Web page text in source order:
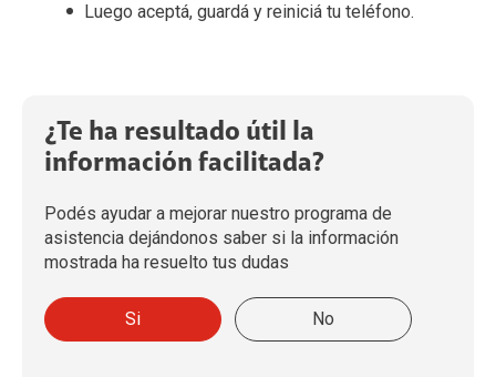
Luego aceptá, guardá y reiniciá tu teléfono.
¿Te ha resultado útil la
información facilitada?
Podés ayudar a mejorar nuestro programa de
asistencia dejándonos saber si la información
mostrada ha resuelto tus dudas
Si No